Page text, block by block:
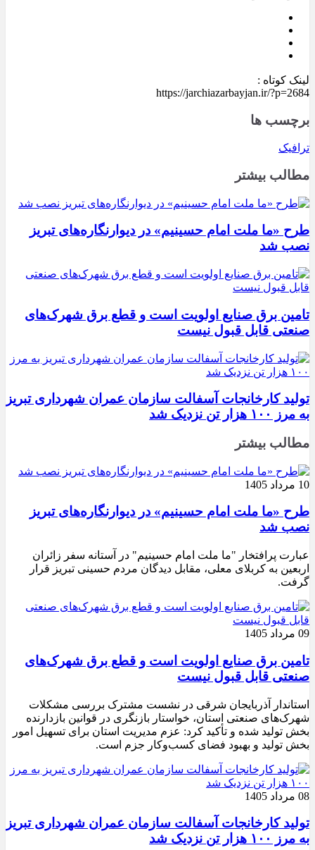
لینک کوتاه :
https://jarchiazarbayjan.ir/?p=2684
برچسب ها
ترافیک
مطالب بیشتر
طرح «ما ملت امام حسینیم» در دیوارنگاره‌های تبریز
نصب شد
تامین برق صنایع اولویت است و قطع برق شهرک‌های
صنعتی قابل قبول نیست
تولید کارخانجات آسفالت سازمان عمران شهرداری تبریز
به مرز ۱۰۰ هزار تن نزدیک شد
مطالب بیشتر
10 مرداد 1405
طرح «ما ملت امام حسینیم» در دیوارنگاره‌های تبریز
نصب شد
عبارت پرافتخار "ما ملت امام حسینیم" در آستانه سفر زائران
اربعین به کربلای معلی، مقابل دیدگان مردم حسینی تبریز قرار
گرفت.
09 مرداد 1405
تامین برق صنایع اولویت است و قطع برق شهرک‌های
صنعتی قابل قبول نیست
استاندار آذربایجان شرقی در نشست مشترک بررسی مشکلات
شهرک‌های صنعتی استان، خواستار بازنگری در قوانین بازدارنده
بخش تولید شده و تأکید کرد: عزم مدیریت استان برای تسهیل امور
بخش تولید و بهبود فضای کسب‌وکار جزم است.
08 مرداد 1405
تولید کارخانجات آسفالت سازمان عمران شهرداری تبریز
به مرز ۱۰۰ هزار تن نزدیک شد